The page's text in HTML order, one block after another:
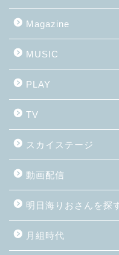
Magazine
MUSIC
PLAY
TV
スカイステージ
動画配信
明日海りおさんを探
月組時代